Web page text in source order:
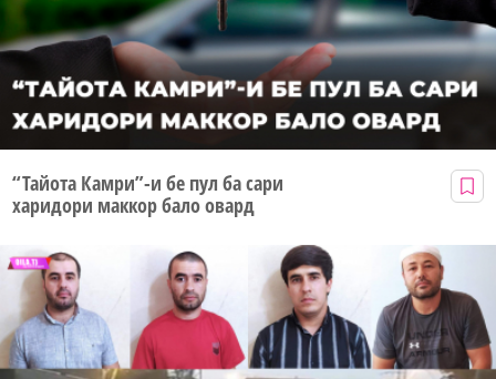
“Тайота Камри”-и бе пул ба сари
харидори маккор бало овард